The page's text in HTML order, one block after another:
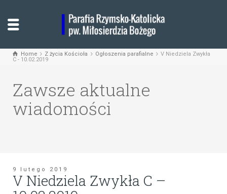
Home Z życia Kościoła Ogłoszenia parafialne
V Niedziela Zwykła
C - 10.02.2019
Zawsze aktualne
wiadomości
9 lutego 2019
V Niedziela Zwykła C –